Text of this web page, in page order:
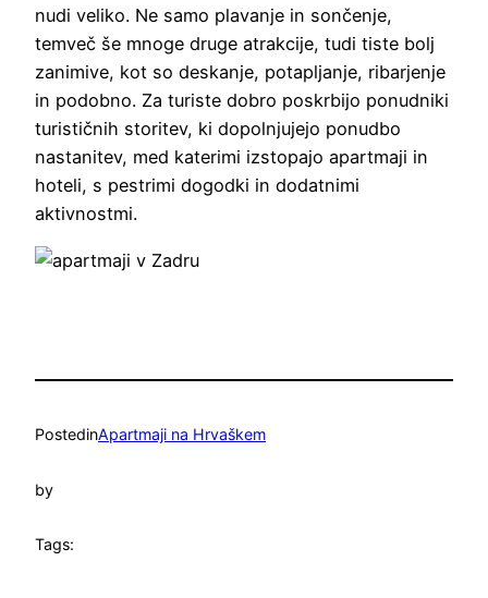
nudi veliko. Ne samo plavanje in sončenje,
temveč še mnoge druge atrakcije, tudi tiste bolj
zanimive, kot so deskanje, potapljanje, ribarjenje
in podobno. Za turiste dobro poskrbijo ponudniki
turističnih storitev, ki dopolnjujejo ponudbo
nastanitev, med katerimi izstopajo apartmaji in
hoteli, s pestrimi dogodki in dodatnimi
aktivnostmi.
PostedinApartmaji na Hrvaškem
by
Tags: